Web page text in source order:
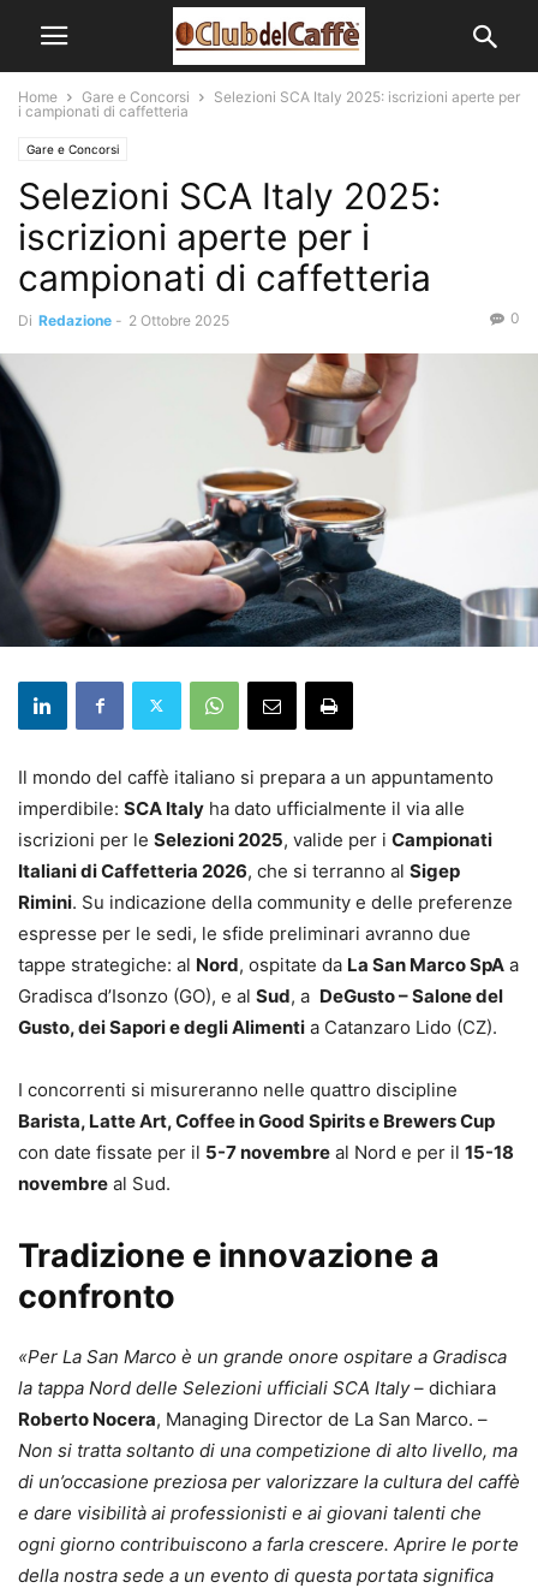
Home Gare e Concorsi
Selezioni SCA Italy 2025: iscrizioni aperte per
i campionati di caffetteria
Gare e Concorsi
Selezioni SCA Italy 2025:
iscrizioni aperte per i
campionati di caffetteria
Di Redazione - 2 Ottobre 2025 0
Il mondo del caffè italiano si prepara a un appuntamento
imperdibile: SCA Italy ha dato ufficialmente il via alle
iscrizioni per le Selezioni 2025, valide per i Campionati
Italiani di Caffetteria 2026, che si terranno al Sigep
Rimini. Su indicazione della community e delle preferenze
espresse per le sedi, le sfide preliminari avranno due
tappe strategiche: al Nord, ospitate da La San Marco SpA a
Gradisca d’Isonzo (GO), e al Sud, a DeGusto – Salone del
Gusto, dei Sapori e degli Alimenti a Catanzaro Lido (CZ).
I concorrenti si misureranno nelle quattro discipline
Barista, Latte Art, Coffee in Good Spirits e Brewers Cup
con date fissate per il 5-7 novembre al Nord e per il 15-18
novembre al Sud.
Tradizione e innovazione a
confronto
«Per La San Marco è un grande onore ospitare a Gradisca
la tappa Nord delle Selezioni ufficiali SCA Italy– dichiara
Roberto Nocera, Managing Director de La San Marco. –
Non si tratta soltanto di una competizione di alto livello, ma
di un’occasione preziosa per valorizzare la cultura del caffè
e dare visibilità ai professionisti e ai giovani talenti che
ogni giorno contribuiscono a farla crescere. Aprire le porte
della nostra sede a un evento di questa portata significa